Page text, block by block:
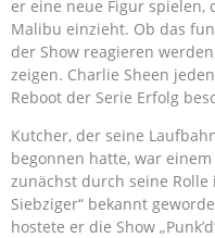
er eine neue Figur spielen,
Malibu einzieht. Ob das
der Show reagieren
zeigen. Charlie Sheen
Reboot der Serie Erfolg
Kutcher, der seine
begonnen hatte, war
zunächst durch seine Rolle
Siebziger“ bekannt
hostete er die Show